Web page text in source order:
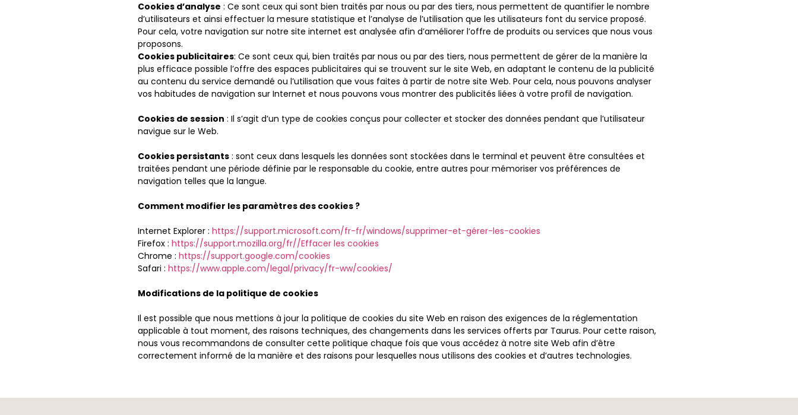
Cookies d’analyse : Ce sont ceux qui sont bien traités par nous ou par des tiers, nous permettent de quantifier le nombre
d’utilisateurs et ainsi effectuer la mesure statistique et l’analyse de l’utilisation que les utilisateurs font du service proposé.
Pour cela, votre navigation sur notre site internet est analysée afin d’améliorer l’offre de produits ou services que nous vous
proposons.
Cookies publicitaires: Ce sont ceux qui, bien traités par nous ou par des tiers, nous permettent de gérer de la manière la
plus efficace possible l’offre des espaces publicitaires qui se trouvent sur le site Web, en adaptant le contenu de la publicité
au contenu du service demandé ou l’utilisation que vous faites à partir de notre site Web. Pour cela, nous pouvons analyser
vos habitudes de navigation sur Internet et nous pouvons vous montrer des publicités liées à votre profil de navigation.
Cookies de session : Il s’agit d’un type de cookies conçus pour collecter et stocker des données pendant que l’utilisateur
navigue sur le Web.
Cookies persistants : sont ceux dans lesquels les données sont stockées dans le terminal et peuvent être consultées et
traitées pendant une période définie par le responsable du cookie, entre autres pour mémoriser vos préférences de
navigation telles que la langue.
Comment modifier les paramètres des cookies ?
Internet Explorer : https://support.microsoft.com/fr-fr/windows/supprimer-et-gérer-les-cookies
Firefox : https://support.mozilla.org/fr//Effacer les cookies
Chrome : https://support.google.com/cookies
Safari : https://www.apple.com/legal/privacy/fr-ww/cookies/
Modifications de la politique de cookies
Il est possible que nous mettions à jour la politique de cookies du site Web en raison des exigences de la réglementation
applicable à tout moment, des raisons techniques, des changements dans les services offerts par Taurus. Pour cette raison,
nous vous recommandons de consulter cette politique chaque fois que vous accédez à notre site Web afin d’être
correctement informé de la manière et des raisons pour lesquelles nous utilisons des cookies et d’autres technologies.